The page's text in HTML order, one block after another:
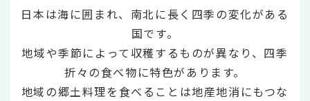
日本は海に囲まれ、南北に長く四季の変化がある
国です。
地域や季節によって収穫するものが異なり、四季
折々の食べ物に特色があります。
地域の郷土料理を食べることは地産地消にもつな